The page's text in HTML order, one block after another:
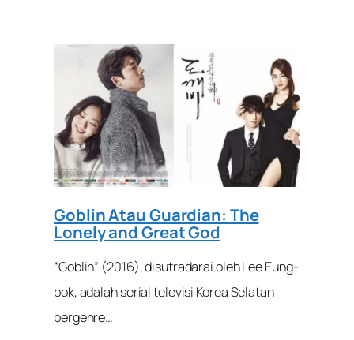
Goblin Atau Guardian: The
Lonely and Great God
“Goblin” (2016), disutradarai oleh Lee Eung-
bok, adalah serial televisi Korea Selatan
bergenre…